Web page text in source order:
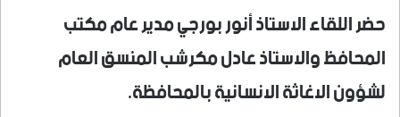
حضر اللقاء الاستاذ أنور بورجي مدير عام مكتب
المحافظ والاستاذ عادل مكرشب المنسق العام
لشؤون الاغاثة الانسانية بالمحافظة.